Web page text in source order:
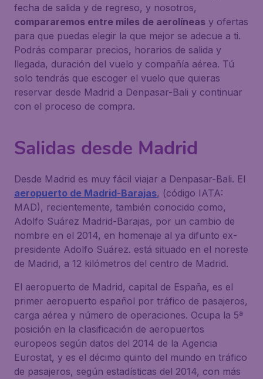
fecha de salida y de regreso, y nosotros,
compararemos entre miles de aerolíneas y ofertas
para que puedas elegir la que mejor se adecue a ti.
Podrás comparar precios, horarios de salida y
llegada, duración del vuelo y compañía aérea. Tú
solo tendrás que escoger el vuelo que quieras
reservar desde Madrid a Denpasar-Bali y continuar
con el proceso de compra.
Salidas desde Madrid
Desde Madrid es muy fácil viajar a Denpasar-Bali. El
aeropuerto de Madrid-Barajas, (código IATA:
MAD), recientemente, también conocido como,
Adolfo Suárez Madrid-Barajas, por un cambio de
nombre en el 2014, en homenaje al ya difunto ex-
presidente Adolfo Suárez. está situado en el noreste
de Madrid, a 12 kilómetros del centro de Madrid.
El aeropuerto de Madrid, capital de España, es el
primer aeropuerto español por tráfico de pasajeros,
carga aérea y número de operaciones. Ocupa la 5ª
posición en la clasificación de aeropuertos
europeos según datos del 2014 de la Agencia
Eurostat, y es el décimo quinto del mundo en tráfico
de pasajeros, según estadísticas del 2014, con más